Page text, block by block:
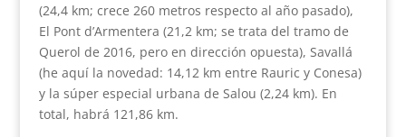
(24,4 km; crece 260 metros respecto al año pasado),
El Pont d’Armentera (21,2 km; se trata del tramo de
Querol de 2016, pero en dirección opuesta), Savallá
(he aquí la novedad: 14,12 km entre Rauric y Conesa)
y la súper especial urbana de Salou (2,24 km). En
total, habrá 121,86 km.